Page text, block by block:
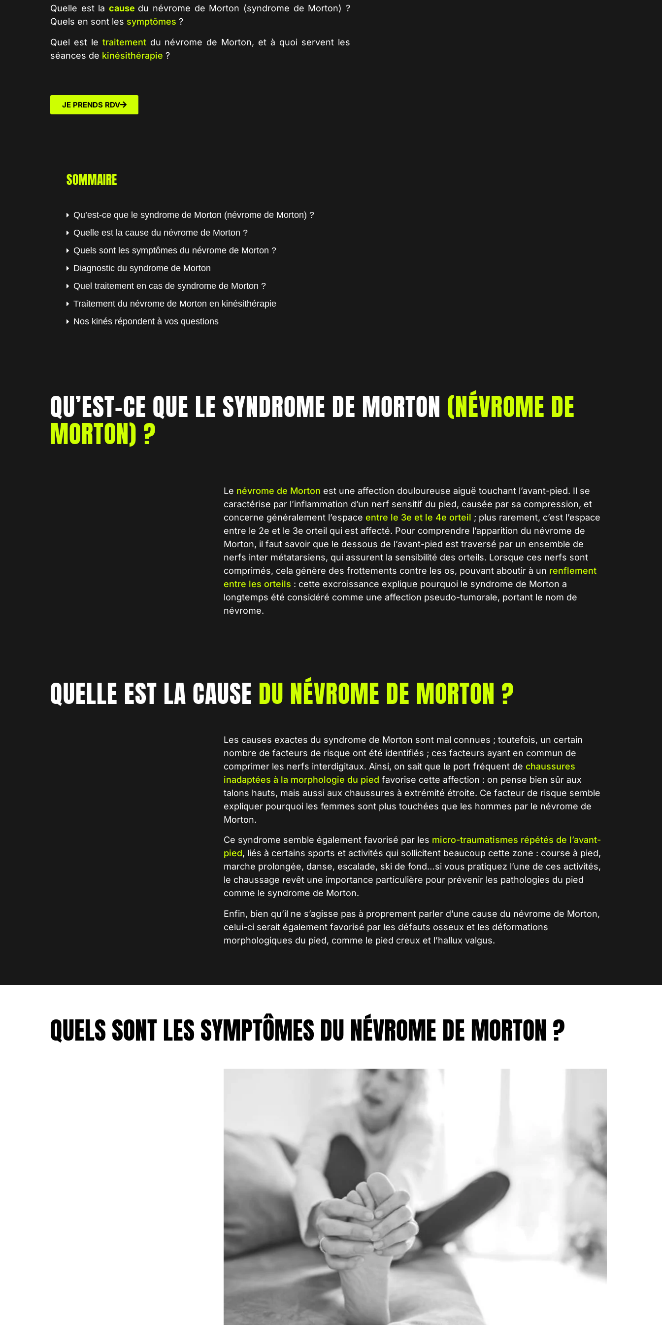
Quelle est la cause du névrome de Morton (syndrome de Morton) ?
Quels en sont les symptômes ?
Quel est le traitementdu névrome de Morton, et à quoi servent les
séances de kinésithérapie ?
JE PRENDS RDV
SOMMAIRE
Qu’est-ce que le syndrome de Morton (névrome de Morton) ?
Quelle est la cause du névrome de Morton ?
Quels sont les symptômes du névrome de Morton ?
Diagnostic du syndrome de Morton
Quel traitement en cas de syndrome de Morton ?
Traitement du névrome de Morton en kinésithérapie
Nos kinés répondent à vos questions
QU’EST-CE QUE LE SYNDROME DE MORTON (NÉVROME DE
MORTON) ?
Le névrome de Morton est une affection douloureuse aiguë touchant l’avant-pied. Il se
caractérise par l’inflammation d’un nerf sensitif du pied, causée par sa compression, et
concerne généralement l’espace entre le 3e et le 4e orteil ; plus rarement, c’est l’espace
entre le 2e et le 3e orteil qui est affecté. Pour comprendre l’apparition du névrome de
Morton, il faut savoir que le dessous de l’avant-pied est traversé par un ensemble de
nerfs inter métatarsiens, qui assurent la sensibilité des orteils. Lorsque ces nerfs sont
comprimés, cela génère des frottements contre les os, pouvant aboutir à un renflement
entre les orteils : cette excroissance explique pourquoi le syndrome de Morton a
longtemps été considéré comme une affection pseudo-tumorale, portant le nom de
névrome.
QUELLE EST LA CAUSE DU NÉVROME DE MORTON ?
Les causes exactes du syndrome de Morton sont mal connues ; toutefois, un certain
nombre de facteurs de risque ont été identifiés ; ces facteurs ayant en commun de
comprimer les nerfs interdigitaux. Ainsi, on sait que le port fréquent de chaussures
inadaptées à la morphologie du pied favorise cette affection : on pense bien sûr aux
talons hauts, mais aussi aux chaussures à extrémité étroite. Ce facteur de risque semble
expliquer pourquoi les femmes sont plus touchées que les hommes par le névrome de
Morton.
Ce syndrome semble également favorisé par les micro-traumatismes répétés de l’avant-
pied, liés à certains sports et activités qui sollicitent beaucoup cette zone : course à pied,
marche prolongée, danse, escalade, ski de fond…si vous pratiquez l’une de ces activités,
le chaussage revêt une importance particulière pour prévenir les pathologies du pied
comme le syndrome de Morton.
Enfin, bien qu’il ne s’agisse pas à proprement parler d’une cause du névrome de Morton,
celui-ci serait également favorisé par les défauts osseux et les déformations
morphologiques du pied, comme le pied creux et l’hallux valgus.
QUELS SONT LES SYMPTÔMES DU NÉVROME DE MORTON ?